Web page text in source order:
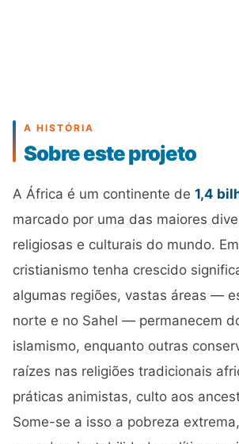
A HISTÓRIA
Sobre este projeto
A África é um continente de 1,4
marcado por uma das maiores
religiosas e culturais do mundo.
cristianismo tenha crescido
algumas regiões, vastas áreas —
norte e no Sahel — permanecem
islamismo, enquanto outras
raízes nas religiões tradicionais
práticas animistas, culto aos
Some-se a isso a pobreza